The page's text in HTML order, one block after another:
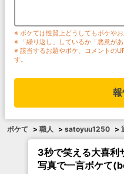
※ ボケては性質上どうしてもボケや
※ 「繰り返し」しているか「悪意が
※ 該当するお題やボケ、コメントの
す。
報
ボケて > 職人 > satoyuu1250 >
3秒で笑える大喜利
写真で一言ボケて